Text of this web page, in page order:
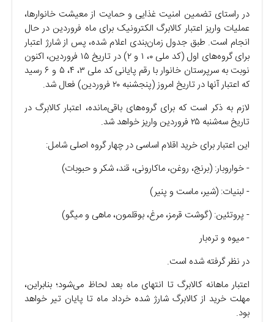
در راستای تضمین امنیت غذایی و حمایت از معیشت خانوارها،
عملیات واریز اعتبار کالابرگ الکترونیک برای ماه فروردین در حال
انجام است. طبق جدول زمان‌بندی اعلام شده، پس از شارژ اعتبار
برای گروه‌های اول (کد ملی ۰، ۱ و ۲) در تاریخ ۱۵ فروردین، اکنون
نوبت به سرپرستان خانوار با رقم پایانی کد ملی ۳، ۴، ۵ و ۶ رسید
که اعتبار آنها در تاریخ امروز (پنجشنبه ۲۰ فروردین) فعال شد.
لازم به ذکر است که برای گروه‌های باقی‌مانده، اعتبار کالابرگ در
تاریخ سه‌شنبه ۲۵ فروردین واریز خواهد شد.
این اعتبار برای خرید اقلام اساسی در چهار گروه اصلی شامل:
- خواروبار: (برنج، روغن، ماکارونی، قند، شکر و حبوبات)
- لبنیات: (شیر، ماست و پنیر)
- پروتئین: (گوشت قرمز، مرغ، بوقلمون، ماهی و میگو)
- میوه و تره‌بار
در نظر گرفته شده است.
اعتبار ماهانه کالابرگ تا انتهای ماه بعد لحاظ می‌شود؛ بنابراین،
مهلت خرید از کالابرگ شارژ شده خرداد ماه تا پایان تیر خواهد
بود.